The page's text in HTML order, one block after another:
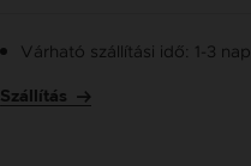
Várható szállítási idő: 1-3 nap
Szállítás